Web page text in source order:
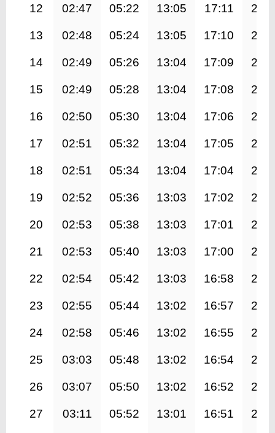
12 02:47 05:22 13:05 17:11
13 02:48 05:24 13:05 17:10
14 02:49 05:26 13:04 17:09
15 02:49 05:28 13:04 17:08
16 02:50 05:30 13:04 17:06
17 02:51 05:32 13:04 17:05
18 02:51 05:34 13:04 17:04
19 02:52 05:36 13:03 17:02
20 02:53 05:38 13:03 17:01
21 02:53 05:40 13:03 17:00
22 02:54 05:42 13:03 16:58
23 02:55 05:44 13:02 16:57
24 02:58 05:46 13:02 16:55
25 03:03 05:48 13:02 16:54
26 03:07 05:50 13:02 16:52
27 03:11 05:52 13:01 16:51